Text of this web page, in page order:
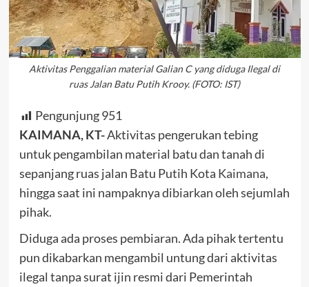
Aktivitas Penggalian material Galian C yang diduga Ilegal di
ruas Jalan Batu Putih Krooy. (FOTO: IST)
Pengunjung 951
KAIMANA, KT-Aktivitas pengerukan tebing
untuk pengambilan material batu dan tanah di
sepanjang ruas jalan Batu Putih Kota Kaimana,
hingga saat ini nampaknya dibiarkan oleh sejumlah
pihak.
Diduga ada proses pembiaran. Ada pihak tertentu
pun dikabarkan mengambil untung dari aktivitas
ilegal tanpa surat ijin resmi dari Pemerintah